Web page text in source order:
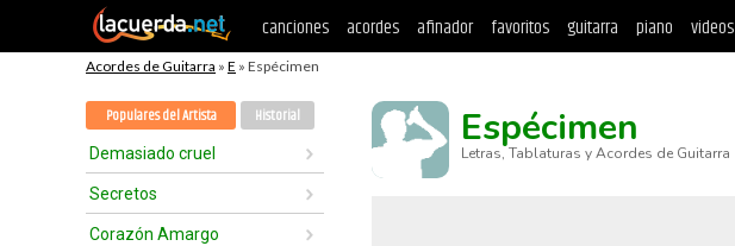
canciones acordes afinador favoritos guitarra piano videos
Acordes de Guitarra » E » Espécimen
Populares del Artista Historial
Demasiado cruel
Secretos
Corazón Amargo
Espécimen
Letras, Tablaturas y Acordes de Guitarra